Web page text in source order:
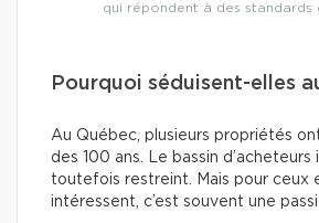
qui répondent à des standards
Pourquoi séduisent-elles
Au Québec, plusieurs propriétés
des 100 ans. Le bassin
toutefois restreint. Mais pour ceux
intéressent, c’est souvent une